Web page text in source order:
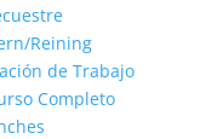
Reining
de Trabajo
Completo